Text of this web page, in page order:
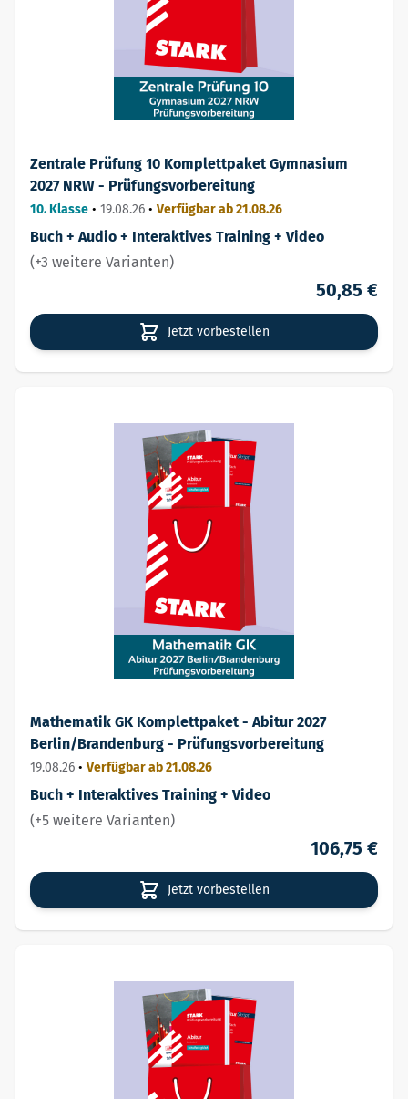
Zentrale Prüfung 10 Komplettpaket Gymnasium
2027 NRW - Prüfungsvorbereitung
10. Klasse • 19.08.26 • Verfügbar ab 21.08.26
Buch + Audio + Interaktives Training + Video
(+3 weitere Varianten)
50,85 €
Jetzt vorbestellen
Mathematik GK Komplettpaket - Abitur 2027
Berlin/Brandenburg - Prüfungsvorbereitung
19.08.26 • Verfügbar ab 21.08.26
Buch + Interaktives Training + Video
(+5 weitere Varianten)
106,75 €
Jetzt vorbestellen